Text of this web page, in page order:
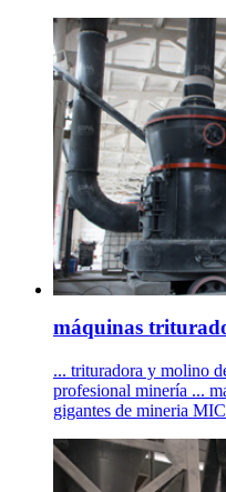
máquinas
... trituradora y molino
profesional minería ...
gigantes de mineria